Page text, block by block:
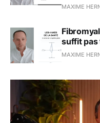
MAXIME
suffit pas
MAXIME